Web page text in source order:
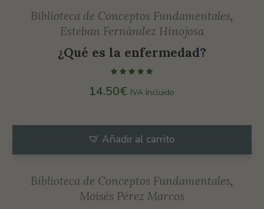
Biblioteca de Conceptos Fundamentales,
Esteban Fernández Hinojosa
¿Qué es la enfermedad?
14.50€ IVA Incluido
Añadir al carrito
Biblioteca de Conceptos Fundamentales,
Moisés Pérez Marcos
Al compartir tus
intereses y
comportamiento
mientras visitas
nuestro sitio,
aumentas la
ofertas